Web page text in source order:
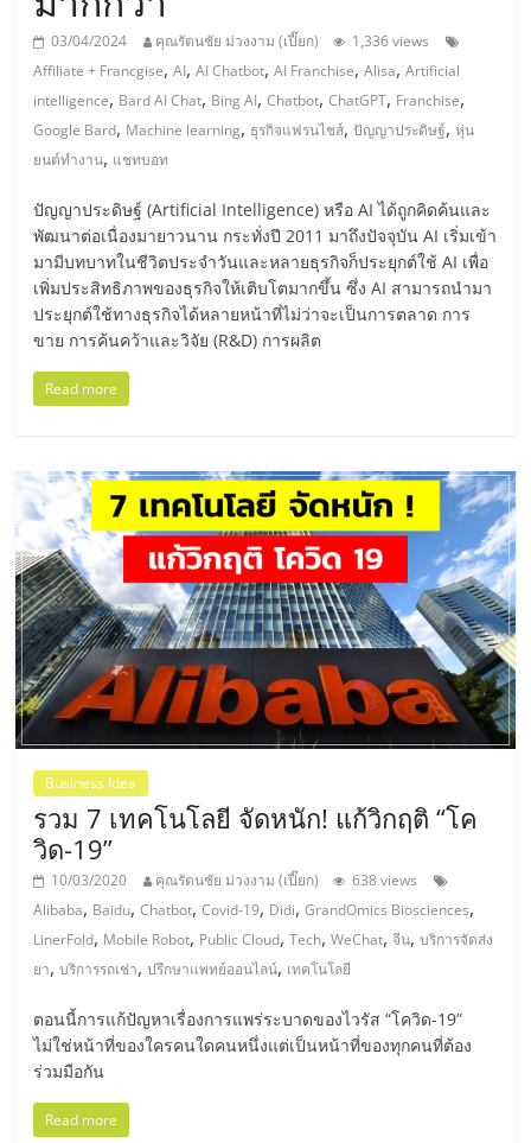
เอ็
มอี
ไทย,
SMEs,
แฟ
รน
ไชส์,
ที่
ปรึกษา
แฟ
รน
ไชส์,
รวม
แฟ
รน
ไชส์
ขาย
03/04/2024 คุณรัตนชัย ม่วงงาม (เปี๊ยก)
1,336 views
Affiliate + Francgise,AI,AI Chatbot,AI Franchise,Alisa,Artificial
intelligence, Bard AI Chat, Bing AI,Chatbot,ChatGPT, Franchise,
Google Bard, Machine learning, ธุรกิจแฟรนไชส์,ปัญญาประดิษฐ์,หุ่น
ยนต์ทำงาน, แชทบอท
ปัญญาประดิษฐ์ (Artificial Intelligence) หรือ AI ได้ถูกคิดค้นและ
พัฒนาต่อเนื่องมายาวนาน กระทั่งปี 2011 มาถึงปัจจุบัน AI เริ่มเข้า
มามีบทบาทในชีวิตประจำวันและหลายธุรกิจก็ประยุกต์ใช้ AI เพื่อ
เพิ่มประสิทธิภาพของธุรกิจให้เติบโตมากขึ้น ซึ่ง AI สามารถนำมา
ประยุกต์ใช้ทางธุรกิจได้หลายหน้าที่ไม่ว่าจะเป็นการตลาด การ
ขาย การค้นคว้าและวิจัย (R&D) การผลิต
Read more
Business Idea
รวม 7 เทคโนโลยี จัดหนัก! แก้วิกฤติ “โค
วิด-19”
10/03/2020 คุณรัตนชัย ม่วงงาม (เปี๊ยก)
638 views
Alibaba, Baidu,Chatbot,Covid-19, Didi,GrandOmics Biosciences,
LinerFold, Mobile Robot, Public Cloud,Tech,WeChat,จีน,บริการจัดส่ง
ยา,บริการรถเช่า,ปรึกษาแพทย์ออนไลน์, เทคโนโลยี
ตอนนี้การแก้ปัญหาเรื่องการแพร่ระบาดของไวรัส “โควิด-19”
ไม่ใช่หน้าที่ของใครคนใดคนหนึ่งแต่เป็นหน้าที่ของทุกคนที่ต้อง
ร่วมมือกัน
Read more